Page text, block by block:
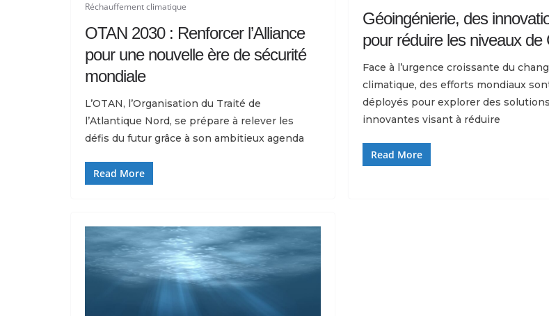
Réchauffement climatique
OTAN 2030 : Renforcer l’Alliance
pour une nouvelle ère de sécurité
mondiale
L’OTAN, l’Organisation du Traité de
l’Atlantique Nord, se prépare à relever les
défis du futur grâce à son ambitieux agenda
Read More
Géoingénierie, des
pour réduire les niveaux de
Face à l’urgence croissante du
climatique, des efforts mondiaux
déployés pour explorer des solutions
innovantes visant à réduire
Read More